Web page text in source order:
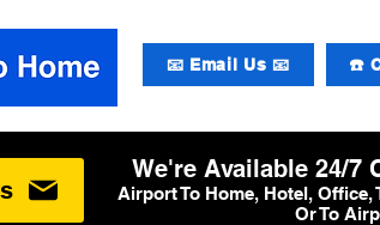
📧 Email Us 📧 ☎️
We're Available 24/7
Airport To Home, Hotel,
Or To